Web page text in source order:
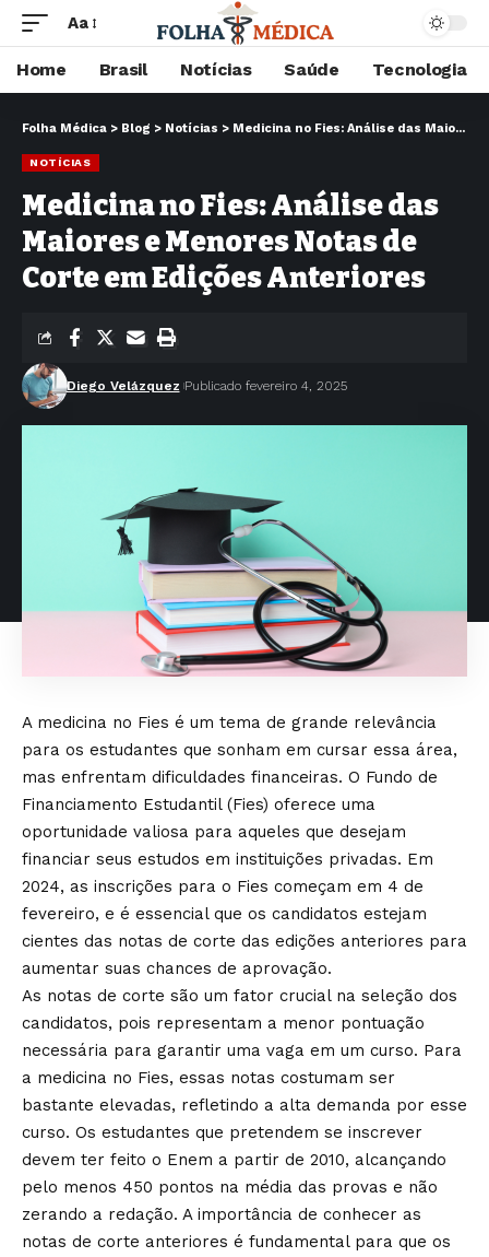
Aa
Home Brasil Notícias Saúde Tecnologia
Folha Médica > Blog > Notícias > Medicina no Fies: Análise das Maiores e Menores Notas de Corte em Edições Anteriores
NOTÍCIAS
Medicina no Fies: Análise das
Maiores e Menores Notas de
Corte em Edições Anteriores
Diego Velázquez Publicado fevereiro 4, 2025
A medicina no Fies é um tema de grande relevância
para os estudantes que sonham em cursar essa área,
mas enfrentam dificuldades financeiras. O Fundo de
Financiamento Estudantil (Fies) oferece uma
oportunidade valiosa para aqueles que desejam
financiar seus estudos em instituições privadas. Em
2024, as inscrições para o Fies começam em 4 de
fevereiro, e é essencial que os candidatos estejam
cientes das notas de corte das edições anteriores para
aumentar suas chances de aprovação.
As notas de corte são um fator crucial na seleção dos
candidatos, pois representam a menor pontuação
necessária para garantir uma vaga em um curso. Para
a medicina no Fies, essas notas costumam ser
bastante elevadas, refletindo a alta demanda por esse
curso. Os estudantes que pretendem se inscrever
devem ter feito o Enem a partir de 2010, alcançando
pelo menos 450 pontos na média das provas e não
zerando a redação. A importância de conhecer as
notas de corte anteriores é fundamental para que os